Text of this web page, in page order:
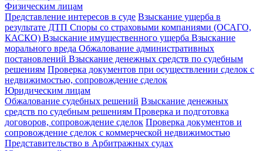
Физическим лицам
Представление интересов в суде Взыскание ущерба в
результате ДТП Споры со страховыми компаниями (ОСАГО,
КАСКО) Взыскание имущественного ущерба Взыскание
морального вреда Обжалование административных
постановлений Взыскание денежных средств по судебным
решениям Проверка документов при осуществлении сделок с
недвижимостью, сопровождение сделок
Юридическим лицам
Обжалование судебных решений Взыскание денежных
средств по судебным решениям Проверка и подготовка
договоров, сопровождение сделок Проверка документов и
сопровождение сделок с коммерческой недвижимостью
Представительство в Арбитражных судах